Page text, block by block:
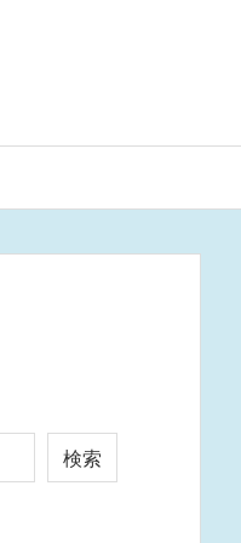
検索